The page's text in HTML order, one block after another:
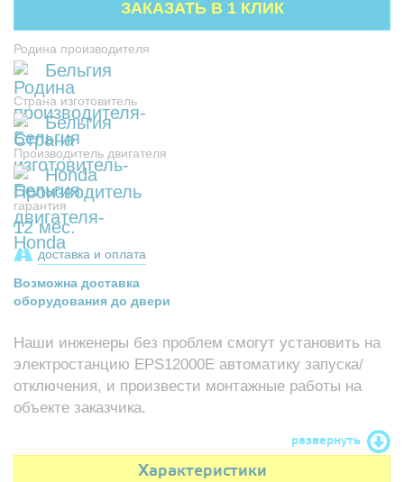
Родина производителя
Бельгия
Страна изготовитель
Бельгия
Производитель двигателя
Honda
гарантия
12 мес.
доставка и оплата
Возможна доставка
оборудования до двери
Наши инженеры без проблем смогут установить на
электростанцию EPS12000E автоматику запуска/
отключения, и произвести монтажные работы на
объекте заказчика.
развернуть
Характеристики